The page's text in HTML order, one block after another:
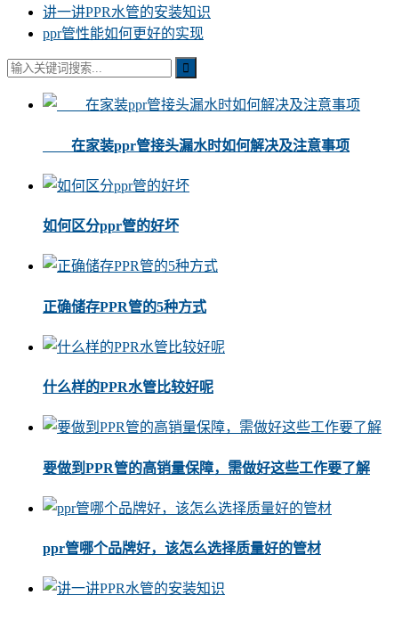
讲一讲PPR水管的安装知识
ppr管性能如何更好的实现
在家装ppr管接头漏水时如何解决及注意事项
如何区分ppr管的好坏
正确储存PPR管的5种方式
什么样的PPR水管比较好呢
要做到PPR管的高销量保障，需做好这些工作要了解
ppr管哪个品牌好，该怎么选择质量好的管材